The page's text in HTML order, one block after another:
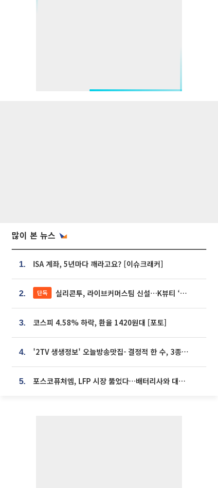
많이 본 뉴스
1. ISA 계좌, 5년마다 깨라고요? [이슈크래커]
2. 단독 실리콘투, 라이브커머스팀 신설…K뷰티 ‘글로벌 판매망’ 확대[K뷰티 라방戰]
3. 코스피 4.58% 하락, 환율 1420원대 [포토]
4. '2TV 생생정보' 오늘방송맛집- 결정적 한 수, 3종 메밀면! 메밀 소바 맛집 '의○○○○'
5. 포스코퓨처엠, LFP 시장 뚫었다…배터리사와 대규모 장기 공급 합의